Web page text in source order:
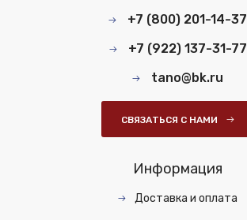
+7 (800) 201-14-37
+7 (922) 137-31-77
tano@bk.ru
СВЯЗАТЬСЯ С НАМИ
Информация
Доставка и оплата